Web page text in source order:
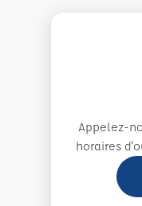
Appelez-
horaires